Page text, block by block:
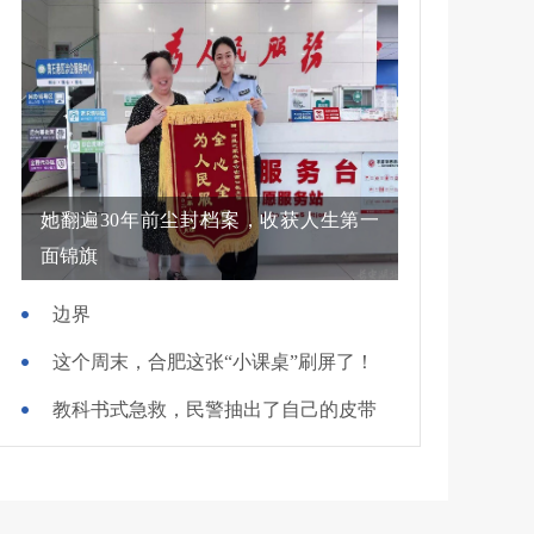
她翻遍30年前尘封档案，收获人生第一
面锦旗
边界
这个周末，合肥这张“小课桌”刷屏了！
教科书式急救，民警抽出了自己的皮带